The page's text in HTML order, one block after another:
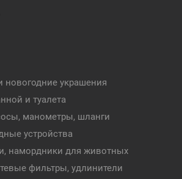
новогодние украшения
и туалета
манометры, шланги
устройства
намордники для животных
фильтры, удлинители